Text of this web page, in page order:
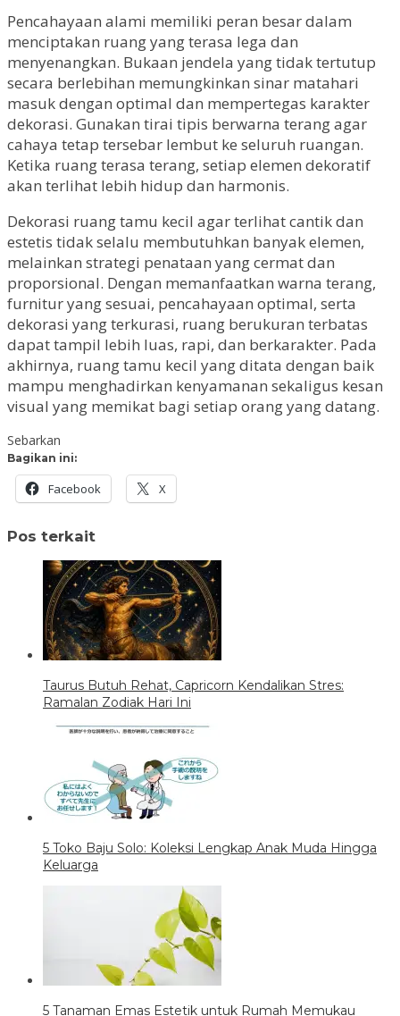
Pencahayaan alami memiliki peran besar dalam
menciptakan ruang yang terasa lega dan
menyenangkan. Bukaan jendela yang tidak tertutup
secara berlebihan memungkinkan sinar matahari
masuk dengan optimal dan mempertegas karakter
dekorasi. Gunakan tirai tipis berwarna terang agar
cahaya tetap tersebar lembut ke seluruh ruangan.
Ketika ruang terasa terang, setiap elemen dekoratif
akan terlihat lebih hidup dan harmonis.
Dekorasi ruang tamu kecil agar terlihat cantik dan
estetis tidak selalu membutuhkan banyak elemen,
melainkan strategi penataan yang cermat dan
proporsional. Dengan memanfaatkan warna terang,
furnitur yang sesuai, pencahayaan optimal, serta
dekorasi yang terkurasi, ruang berukuran terbatas
dapat tampil lebih luas, rapi, dan berkarakter. Pada
akhirnya, ruang tamu kecil yang ditata dengan baik
mampu menghadirkan kenyamanan sekaligus kesan
visual yang memikat bagi setiap orang yang datang.
Sebarkan
Bagikan ini:
Facebook X
Pos terkait
Taurus Butuh Rehat, Capricorn Kendalikan Stres:
Ramalan Zodiak Hari Ini
5 Toko Baju Solo: Koleksi Lengkap Anak Muda Hingga
Keluarga
5 Tanaman Emas Estetik untuk Rumah Memukau